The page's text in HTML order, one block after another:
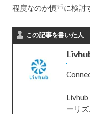
程度なのか慎重に検討
この記事を書いた人
ーリ